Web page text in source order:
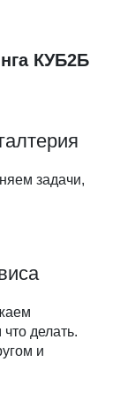
КУБ2Б
задачи,
делать.
и